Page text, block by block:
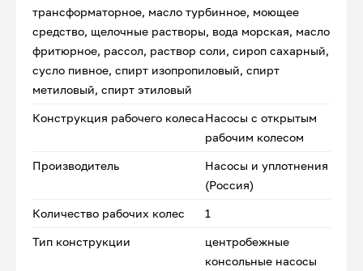
трансформаторное, масло турбинное, моющее
средство, щелочные растворы, вода морская, масло
фритюрное, рассол, раствор соли, сироп сахарный,
сусло пивное, спирт изопропиловый, спирт
метиловый, спирт этиловый
Конструкция рабочего колесаНасосы с открытым
рабочим колесом
Производитель
Насосы и уплотнения
(Россия)
Количество рабочих колес 1
Тип конструкции
центробежные
консольные насосы